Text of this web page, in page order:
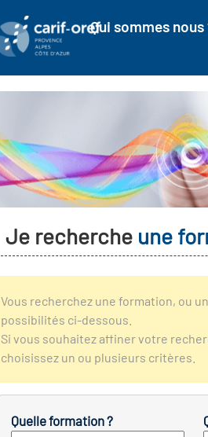
Qui sommes nous
Je recherche une
Vous recherchez une formation, ou
possibilités ci-dessous.
Si vous souhaitez affiner votre
choisissez un ou plusieurs critères.
Quelle formation ?